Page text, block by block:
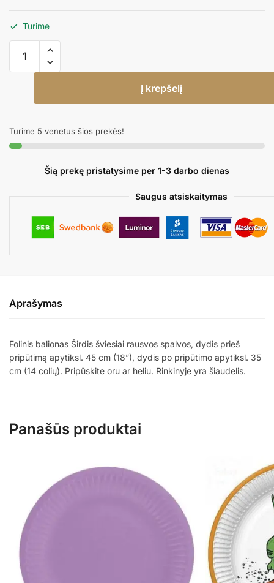
Turime
kiekis:
Folinis
HEART
PINK
Į krepšelį
Turime 5 venetus šios prekės!
Šią prekę pristatysime per 1-3 darbo dienas
Saugus atsiskaitymas
Aprašymas
Folinis balionas Širdis šviesiai rausvos spalvos, dydis prieš
pripūtimą apytiksl. 45 cm (18”), dydis po pripūtimo apytiksl. 35
cm (14 colių). Pripūskite oru ar heliu. Rinkinyje yra šiaudelis.
Panašūs produktai